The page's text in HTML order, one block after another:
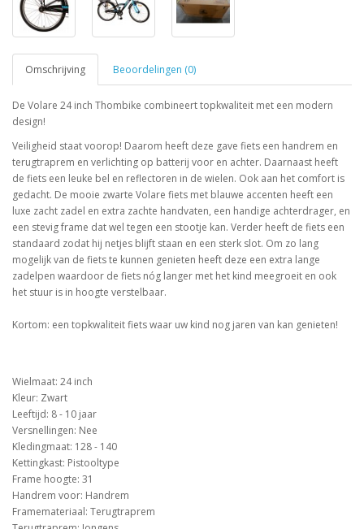
Omschrijving Beoordelingen (0)
De Volare 24 inch Thombike combineert topkwaliteit met een modern
design!
Veiligheid staat voorop! Daarom heeft deze gave fiets een handrem en
terugtraprem en verlichting op batterij voor en achter. Daarnaast heeft
de fiets een leuke bel en reflectoren in de wielen. Ook aan het comfort is
gedacht. De mooie zwarte Volare fiets met blauwe accenten heeft een
luxe zacht zadel en extra zachte handvaten, een handige achterdrager, en
een stevig frame dat wel tegen een stootje kan. Verder heeft de fiets een
standaard zodat hij netjes blijft staan en een sterk slot. Om zo lang
mogelijk van de fiets te kunnen genieten heeft deze een extra lange
zadelpen waardoor de fiets nóg langer met het kind meegroeit en ook
het stuur is in hoogte verstelbaar.
Kortom: een topkwaliteit fiets waar uw kind nog jaren van kan genieten!
Wielmaat: 24 inch
Kleur: Zwart
Leeftijd: 8 - 10 jaar
Versnellingen: Nee
Kledingmaat: 128 - 140
Kettingkast: Pistooltype
Frame hoogte: 31
Handrem voor: Handrem
Framemateriaal: Terugtraprem